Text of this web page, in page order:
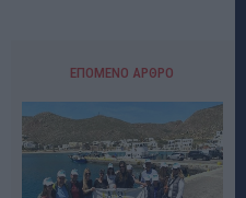
ΕΠΌΜΕΝΟ ΆΡΘΡΟ